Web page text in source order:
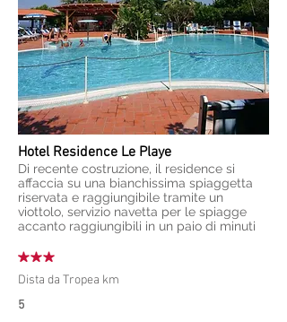
Hotel Residence Le Playe
Di recente costruzione, il residence si
affaccia su una bianchissima spiaggetta
riservata e raggiungibile tramite un
viottolo, servizio navetta per le spiagge
accanto raggiungibili in un paio di minuti
Dista da Tropea km
5